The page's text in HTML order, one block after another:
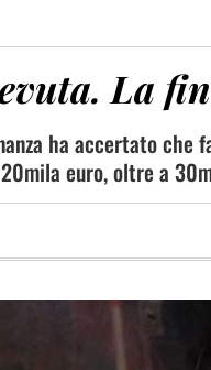
La
ha accertato
euro, oltre a